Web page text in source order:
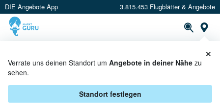
DIE Angebote App 3.815.453 Flugblätter & Angebote
Verrate uns deinen Standort um Angebote in deiner Nähe zu
sehen.
Standort festlegen
×
BALEA ANGEBOTE IN TELFS
VonBaleasind in Telfs leider alle Angebebote abgelaufen.